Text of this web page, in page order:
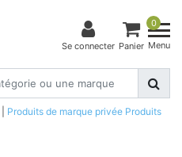
Se connecter
0
Panier Menu
Produits de marque privée Produits